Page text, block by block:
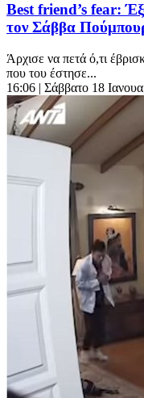
Best friend’s fear:
τον Σάββα
Άρχισε να πετά ό,τι
που του έστησε...
16:06 | Σάββατο 18